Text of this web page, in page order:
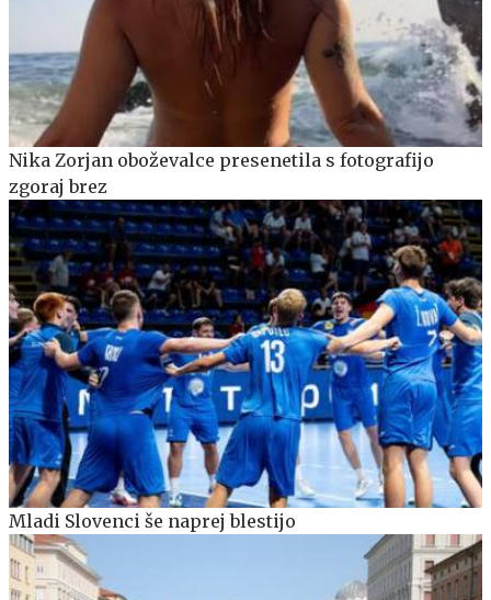
Nika Zorjan oboževalce presenetila s fotografijo
zgoraj brez
Mladi Slovenci še naprej blestijo